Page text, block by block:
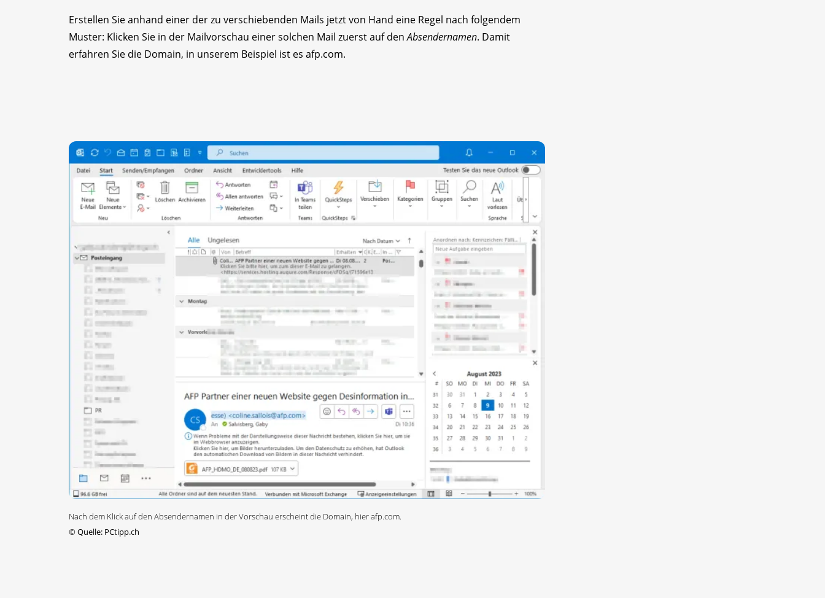
Erstellen Sie anhand einer der zu verschiebenden Mails jetzt von Hand eine Regel nach folgendem
Muster: Klicken Sie in der Mailvorschau einer solchen Mail zuerst auf denAbsendernamen. Damit
erfahren Sie die Domain, in unserem Beispiel ist es afp.com.
Nach dem Klick auf den Absendernamen in der Vorschau erscheint die Domain, hier afp.com.
©Quelle: PCtipp.ch